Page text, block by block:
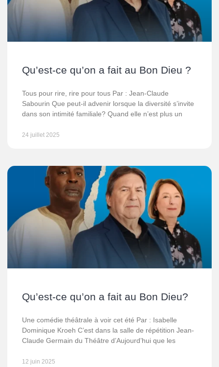
Qu’est-ce qu’on a fait au Bon Dieu ?
Tous pour rire, rire pour tous Par : Jean-Claude
Sabourin Que peut-il advenir lorsque la diversité s’invite
dans son intimité familiale? Quand elle n’est plus un
24 juillet 2025
Qu’est-ce qu’on a fait au Bon Dieu?
Une comédie théâtrale à voir cet été Par : Isabelle
Dominique Kroeh C’est dans la salle de répétition Jean-
Claude Germain du Théâtre d’Aujourd’hui que les
12 juin 2025